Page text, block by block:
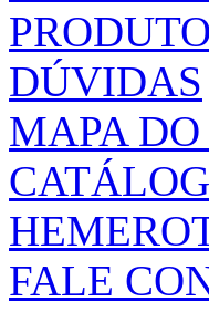
DÚVIDAS
MAPA
FALE